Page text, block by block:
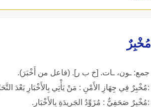
مُخْبِرٌ
جمع: ـون، ـات. [خ ب ر]. (فاعل من أَخْبَرَ).
:مُخْبِرٌ فِي جِهَازِ الأَمْنِ : مَنْ يَأْتِي بِالأَخْبَارِ بَعْدَ
:مُخْبِرٌ صَحَفِيٌّ : مُزَوِّدُ الجَرِيدَةِ بِالأَخْبَارِ.